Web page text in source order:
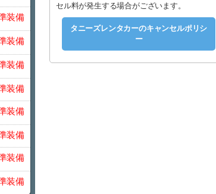
装備
装備
装備
装備
装備
装備
装備
装備
セル料が発生する場合がございます。
タニーズレンタカーのキャンセルポリシ
ー